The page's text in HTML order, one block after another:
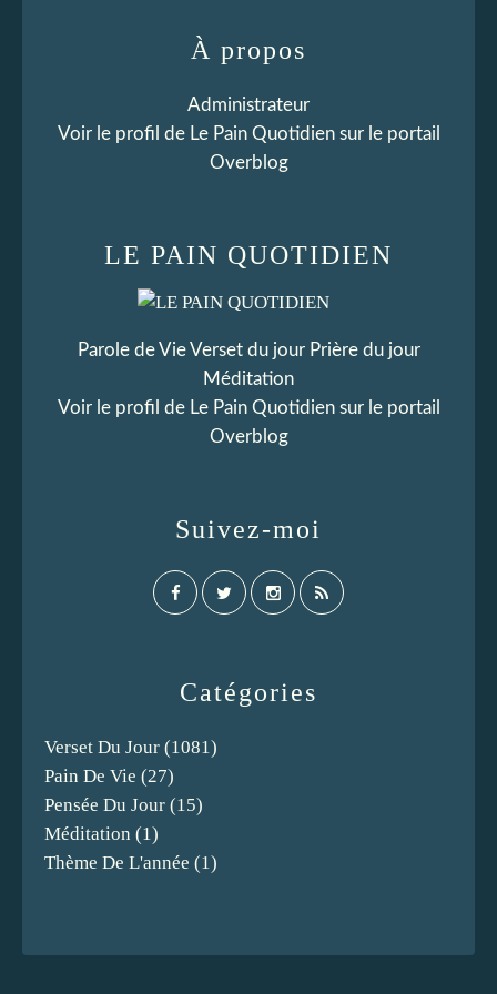
Catégories
Verset Du Jour (1081)
Pain De Vie (27)
Pensée Du Jour (15)
Méditation (1)
Thème De L'année (1)
LE PAIN QUOTIDIEN
Parole de Vie Verset du jour Prière du jour
Méditation
Voir le profil de Le Pain Quotidiensur le portail
Overblog
Suivez-moi
À propos
Administrateur
Voir le profil de Le Pain Quotidiensur le portail
Overblog